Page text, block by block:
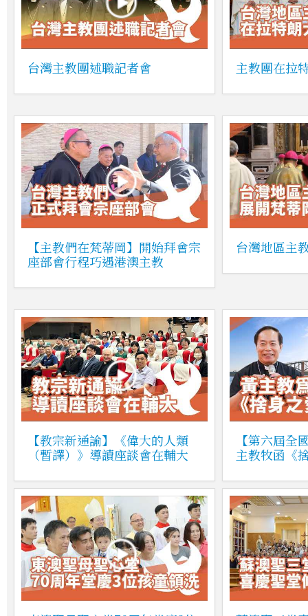
台灣主教團述職記者會 主教團在拉
【主教們在梵蒂岡】開始拜會宗
座部會行程巧遇港澳主教
台灣地區主
【教宗新通諭】《偉大的人類
（暫譯）》導讀座談會在輔大
【第六屆全
主教牧函《